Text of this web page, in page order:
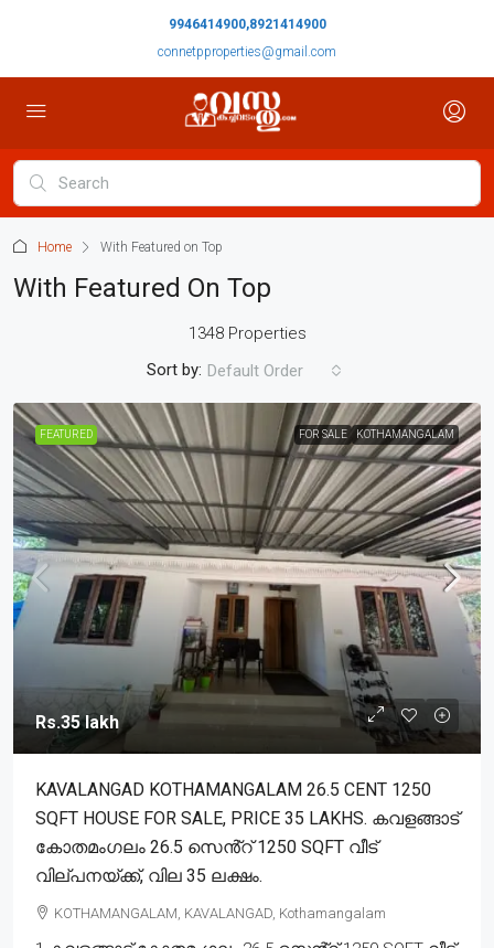
9946414900,8921414900
connetpproperties@gmail.com
Home With Featured on Top
With Featured On Top
1348 Properties
Sort by: Default Order
FEATURED FOR SALE KOTHAMANGALAM
Rs.35 lakh
KAVALANGAD KOTHAMANGALAM 26.5 CENT 1250
SQFT HOUSE FOR SALE, PRICE 35 LAKHS. കവളങ്ങാട്
കോതമംഗലം 26.5 സെൻ്റ് 1250 SQFT വീട്
വില്പനയ്ക്ക്, വില 35 ലക്ഷം.
KOTHAMANGALAM, KAVALANGAD, Kothamangalam